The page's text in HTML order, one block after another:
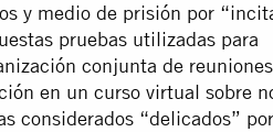
y medio de prisión por
pruebas utilizadas para
conjunta de reuniones
en un curso virtual sobre
considerados “delicados”